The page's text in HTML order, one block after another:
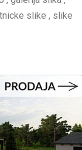
slike , slike